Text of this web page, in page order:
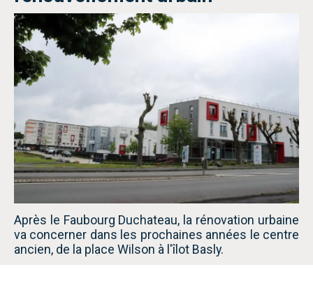
Après le Faubourg Duchateau, la rénovation urbaine
va concerner dans les prochaines années le centre
ancien, de la place Wilson à l'îlot Basly.